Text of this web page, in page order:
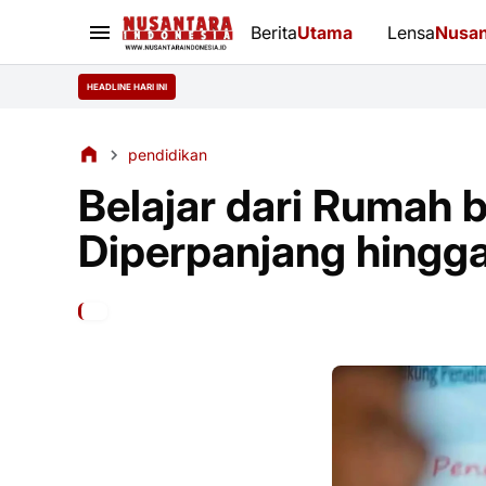
BeritaUtama Lensa
HEADLINE HARI INI
pendidikan
Belajar dari Rumah
Diperpanjang